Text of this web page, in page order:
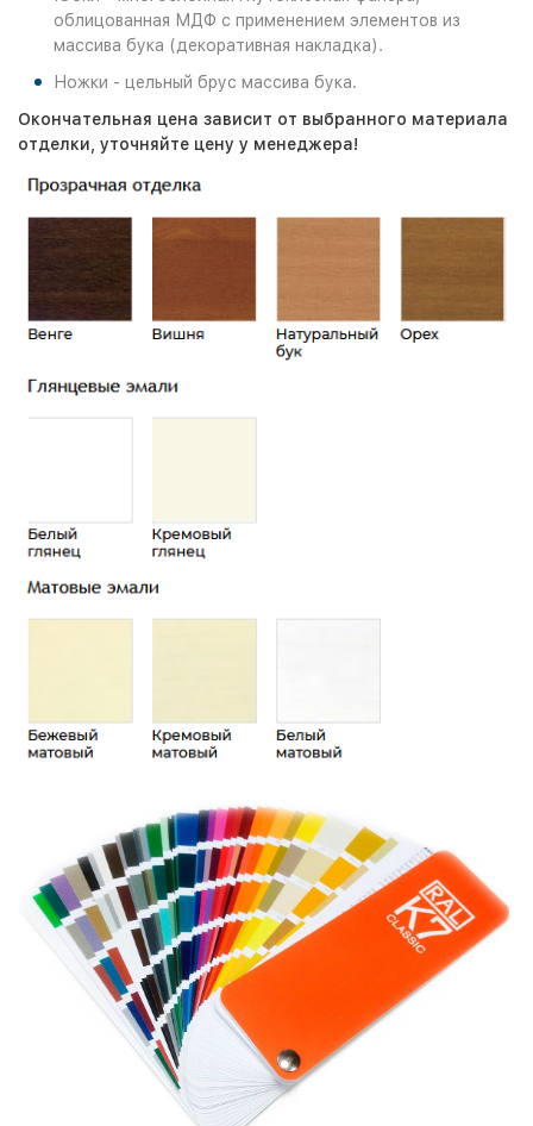
облицованная МДФ с применением элементов из
массива бука (декоративная накладка).
Ножки - цельный брус массива бука.
Окончательная цена зависит от выбранного материала
отделки, уточняйте цену у менеджера!